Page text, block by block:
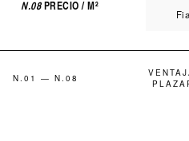
N.08PRECIO / M²
N.01 — N.08